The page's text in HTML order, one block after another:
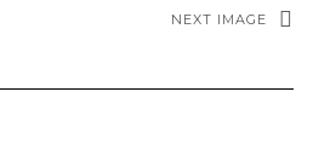
NEXT IMAGE